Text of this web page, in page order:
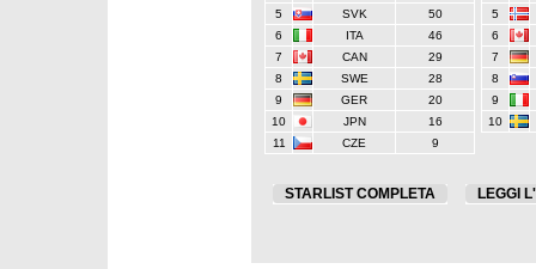
5
SVK
50
6
ITA
46
7
CAN
29
8
SWE
28
9
GER
20
10
JPN
16
11
CZE 9
5
6
7
8
9
10
STARLIST COMPLETA LEGGI